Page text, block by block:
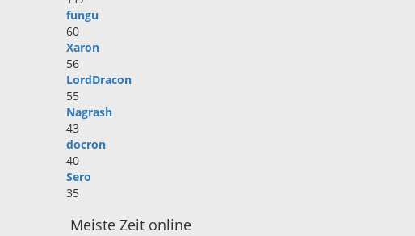
fungu
60
Xaron
56
LordDracon
55
Nagrash
43
docron
40
Sero
35
Meiste Zeit online